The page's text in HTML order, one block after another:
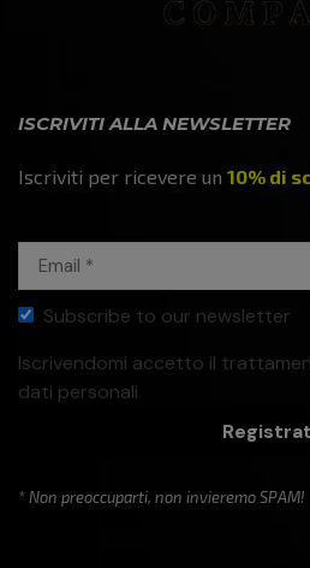
ISCRIVITI ALLA NEWSLETTER
Iscriviti per ricevere un 10% di
Subscribe to our newsletter
Iscrivendomi accetto il
dati personali
* Non preoccuparti, non invieremo SPAM!